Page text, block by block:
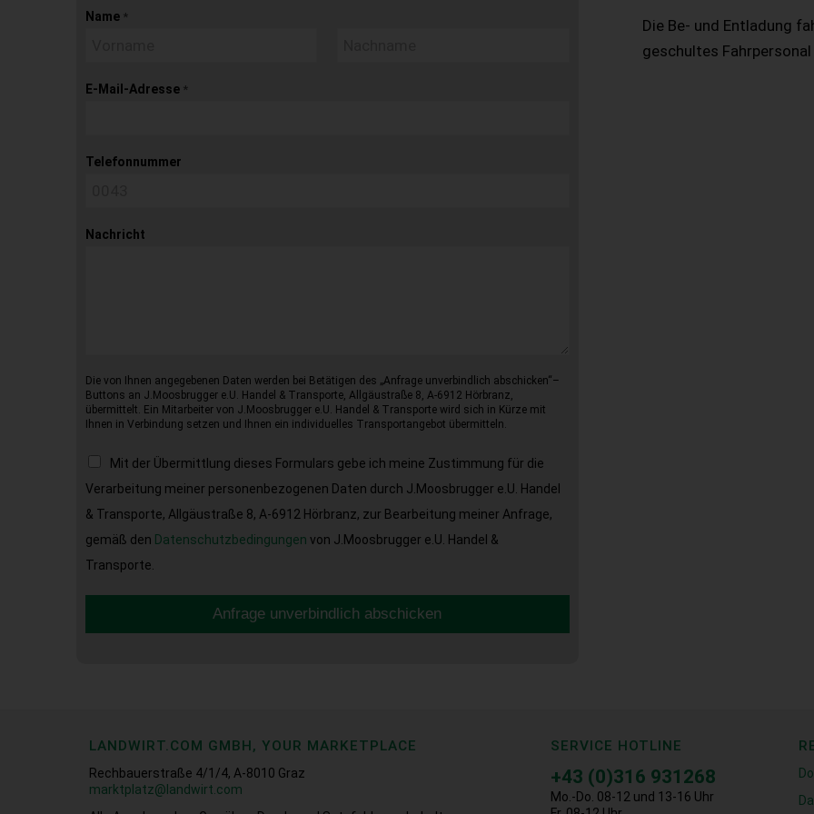
Name *
E-Mail-Adresse *
Telefonnummer
Nachricht
Die von Ihnen angegebenen Daten werden bei Betätigen des „Anfrage unverbindlich abschicken“–
Buttons an J.Moosbrugger e.U. Handel & Transporte, Allgäustraße 8, A-6912 Hörbranz,
übermittelt. Ein Mitarbeiter von J.Moosbrugger e.U. Handel & Transporte wird sich in Kürze mit
Ihnen in Verbindung setzen und Ihnen ein individuelles Transportangebot übermitteln.
Mit der Übermittlung dieses Formulars gebe ich meine Zustimmung für die
Verarbeitung meiner personenbezogenen Daten durch J.Moosbrugger e.U. Handel
& Transporte, Allgäustraße 8, A-6912 Hörbranz, zur Bearbeitung meiner Anfrage,
gemäß den Datenschutzbedingungen von J.Moosbrugger e.U. Handel &
Transporte.
Anfrage unverbindlich abschicken
Die Be- und Entladung
geschultes
LANDWIRT.COM GMBH, YOUR MARKETPLACE
Rechbauerstraße 4/1/4, A-8010 Graz
marktplatz@landwirt.com
SERVICE HOTLINE
+43 (0)316 931268
Mo.-Do. 08-12 und 13-16 Uhr